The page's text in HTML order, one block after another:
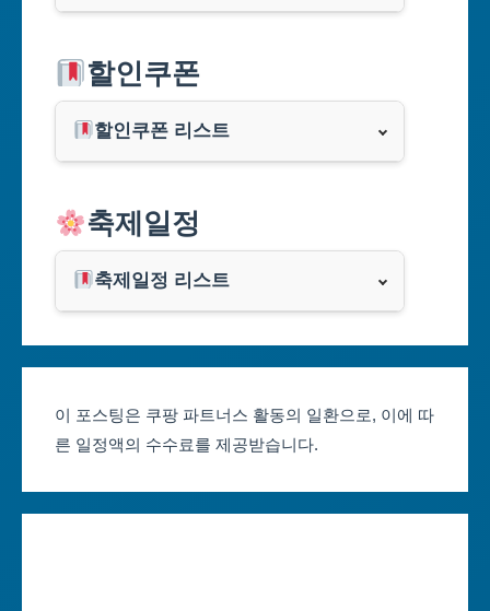
부산광역시
대구광역시
인천광역시
광주광역시
대전광역시
할인쿠폰
할인쿠폰 리스트
쿠팡
클룩
축제일정
축제일정 리스트
대구축제 일정
인천축제 일정
이 포스팅은 쿠팡 파트너스 활동의 일환으로, 이에 따
른 일정액의 수수료를 제공받습니다.